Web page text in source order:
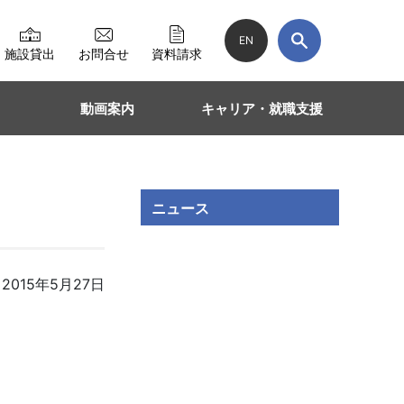
施設貸出 お問合せ 資料請求
EN
動画案内 キャリア・就職支援
年5月27日
ニュース